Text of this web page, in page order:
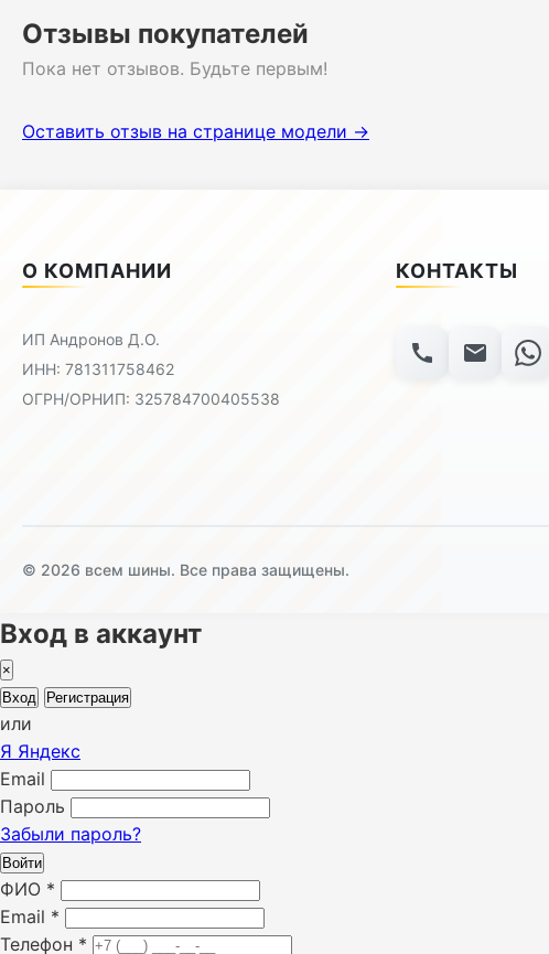
Отзывы покупателей
Пока нет отзывов. Будьте первым!
Оставить отзыв на странице модели →
О КОМПАНИИ
ИП Андронов Д.О.
ИНН: 781311758462
ОГРН/ОРНИП: 325784700405538
КОНТАКТЫ
© 2026 всем шины. Все права защищены.
Вход в аккаунт
×
Вход
Регистрация
или
Я Яндекс
Email
Пароль
Забыли пароль?
Войти
ФИО *
Email *
Телефон *